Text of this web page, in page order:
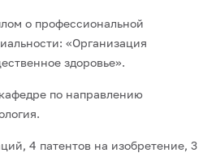
о профессиональной
«Организация
здоровье».
по направлению
4 патентов на изобретение, 3